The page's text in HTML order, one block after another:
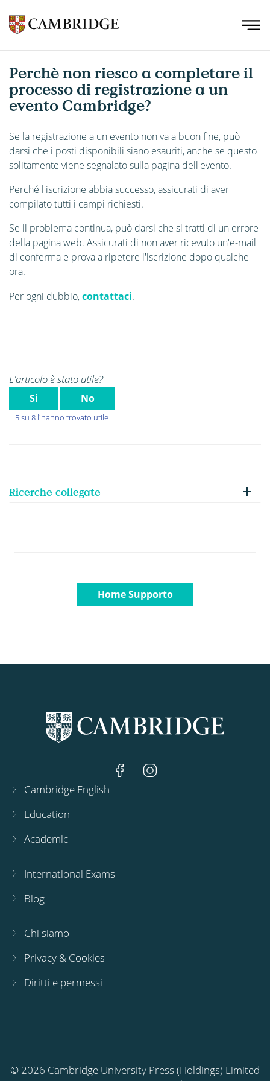
Perchè non riesco a completare il
processo di registrazione a un
evento Cambridge?
Se la registrazione a un evento non va a buon fine, può
darsi che i posti disponibili siano esauriti, anche se questo
solitamente viene segnalato sulla pagina dell'evento.
Perché l'iscrizione abbia successo, assicurati di aver
compilato tutti i campi richiesti.
Se il problema continua, può darsi che si tratti di un errore
della pagina web. Assicurati di non aver ricevuto un'e-mail
di conferma e prova a ripetere l'iscrizione dopo qualche
ora.
Per ogni dubbio,contattaci.
L'articolo è stato utile?
Si No
5 su 8 l'hanno trovato utile
Ricerche collegate
Home Supporto
Cambridge English
Education
Academic
International Exams
Blog
Chi siamo
Privacy & Cookies
Diritti e permessi
© 2026 Cambridge University Press (Holdings) Limited